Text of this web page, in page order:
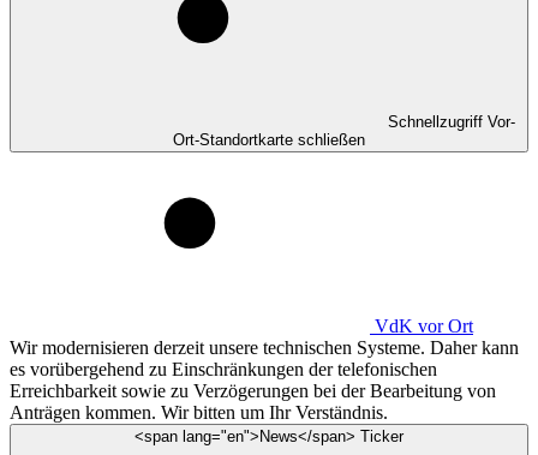
Schnellzugriff Vor-
Ort-Standortkarte schließen
VdK vor Ort
Wir modernisieren derzeit unsere technischen Systeme. Daher kann
es vorübergehend zu Einschränkungen der telefonischen
Erreichbarkeit sowie zu Verzögerungen bei der Bearbeitung von
Anträgen kommen. Wir bitten um Ihr Verständnis.
<span lang="en">News</span> Ticker